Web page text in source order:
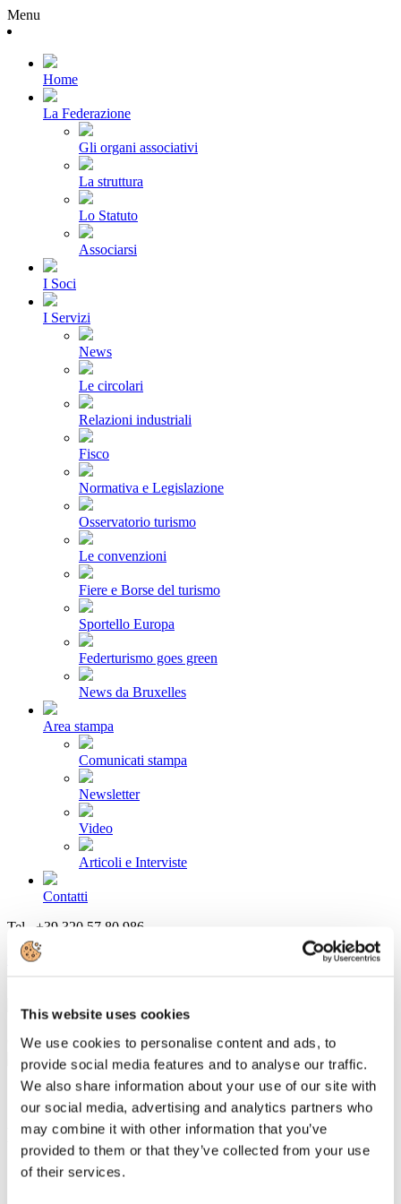
This website uses cookies
We use cookies to personalise content and ads, to
provide social media features and to analyse our traffic.
We also share information about your use of our site with
our social media, advertising and analytics partners who
may combine it with other information that you’ve
provided to them or that they’ve collected from your use
of their services.
Menu
Home
La Federazione
Gli organi associativi
La struttura
Lo Statuto
Associarsi
I Soci
I Servizi
News
Le circolari
Relazioni industriali
Fisco
Normativa e Legislazione
Osservatorio turismo
Le convenzioni
Fiere e Borse del turismo
Sportello Europa
Federturismo goes green
News da Bruxelles
Area stampa
Comunicati stampa
Newsletter
Video
Articoli e Interviste
Contatti
Tel. +39 320 57 80 986
Email segreteria@federturismo.it
Come aderire
Cerca...
DDL Stabilità: soddisfazione di
Confindustria Alberghi per IRAP
Stagionali